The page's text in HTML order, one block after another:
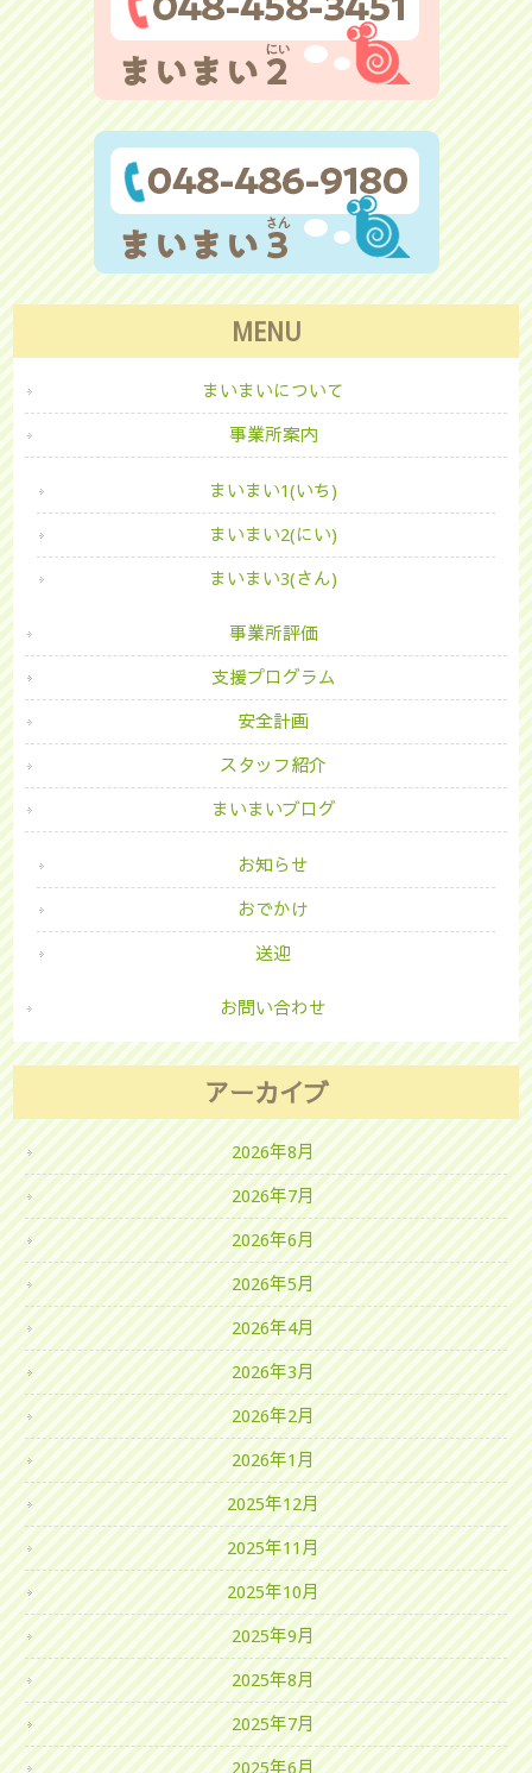
MENU
まいまいについて
事業所案内
まいまい1(いち)
まいまい2(にい)
まいまい3(さん)
事業所評価
支援プログラム
安全計画
スタッフ紹介
まいまいブログ
お知らせ
おでかけ
送迎
お問い合わせ
アーカイブ
2026年8月
2026年7月
2026年6月
2026年5月
2026年4月
2026年3月
2026年2月
2026年1月
2025年12月
2025年11月
2025年10月
2025年9月
2025年8月
2025年7月
2025年6月